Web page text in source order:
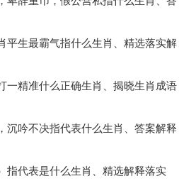
平生最霸气指什么生肖、精选落实解
一精准什么正确生肖、揭晓生肖成语
沉吟不决指代表什么生肖、答案解释
指代表是什么生肖、精选解释落实